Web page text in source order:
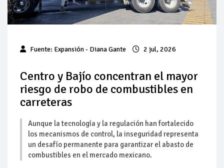
Incertidumbre regulatoria pone a prueba las inversiones de
las Estaciones de Servicio familiares
espera estabilización del mercado
Baja 5% más el precio internacional del crudo por posible
acuerdo de paz
Petróleo continúa su descenso en el mercado internacional
Fuente: Expansión- Diana Gante 2 jul, 2026
Centro y Bajío concentran el mayor
riesgo de robo de combustibles en
carreteras
Aunque la tecnología y la regulación han fortalecido
los mecanismos de control, la inseguridad representa
un desafío permanente para garantizar el abasto de
combustibles en el mercado mexicano.